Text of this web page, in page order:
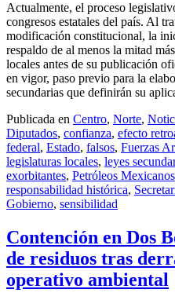
Actualmente, el proceso
congresos estatales del país. Al
modificación constitucional, la
respaldo de al menos la mitad
locales antes de su publicación
en vigor, paso previo para la
secundarias que definirán su
Publicada en Centro, Norte,
Diputados, confianza, efecto
federal, Estado, falsos, Fuerzas
legislaturas locales, leyes
exorbitantes, Petróleos Mexicanos
responsabilidad histórica,
Gobierno, sensibilidad
Contención en Dos
de residuos tras
operativo ambiental